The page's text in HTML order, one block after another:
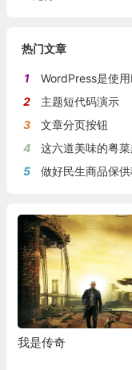
热门文章
1
WordPress是使
2
主题短代码演示
3
文章分页按钮
4
这六道美味的粤
5
做好民生商品保
我是传奇